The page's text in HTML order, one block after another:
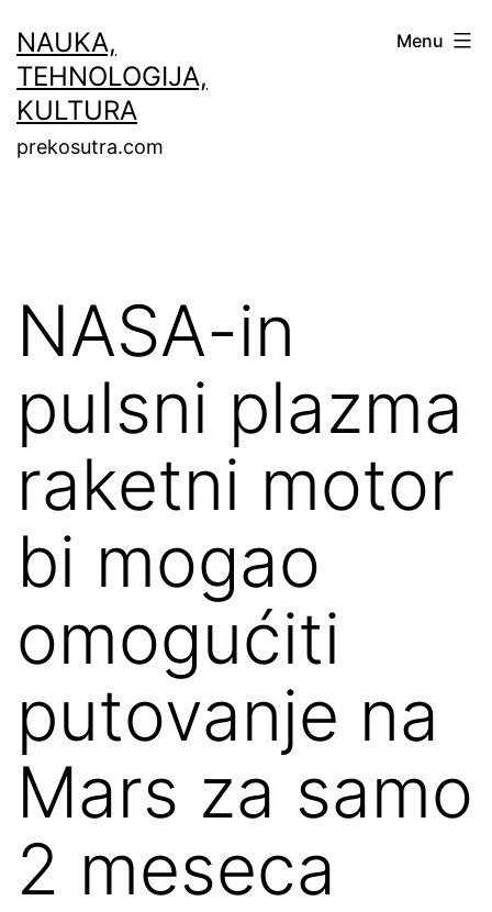
to
content
NAUKA,
TEHNOLOGIJA,
KULTURA
prekosutra.com
Menu
NASA-in
pulsni plazma
raketni motor
bi mogao
omogućiti
putovanje na
Mars za samo
2 meseca